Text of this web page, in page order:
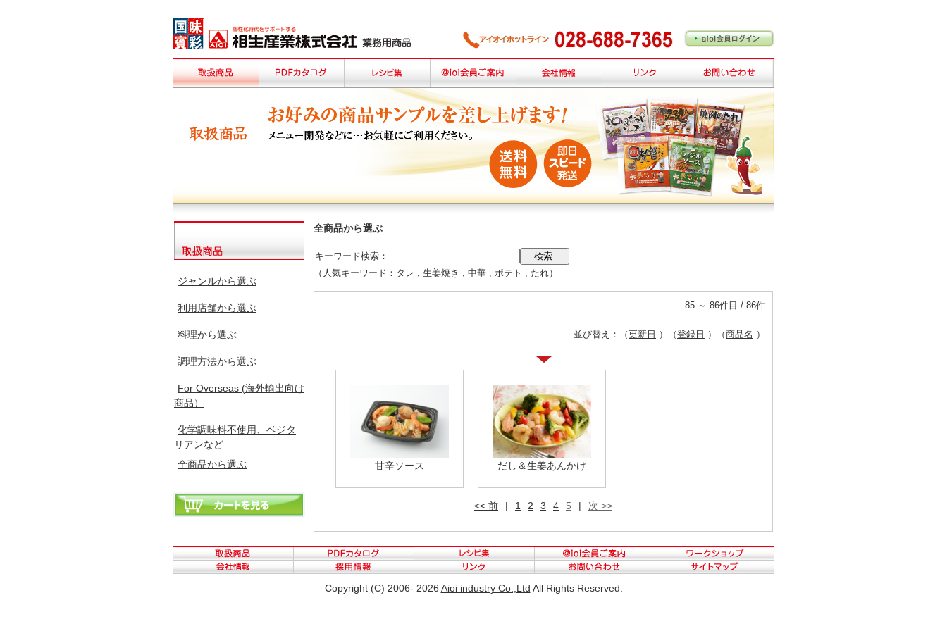
ジャンルから選ぶ
利用店舗から選ぶ
料理から選ぶ
調理方法から選ぶ
For Overseas (海外輸出向け
商品）
化学調味料不使用、ベジタ
リアンなど
全商品から選ぶ
全商品から選ぶ
キーワード検索：
（人気キーワード： タレ , 生姜焼き , 中華 , ポテト , たれ）
85 ～ 86件目 / 86件
並び替え：（更新日 ）（登録日 ）（商品名 ）
甘辛ソース だし＆生姜あんかけ
<< 前 1 2 3 4 5 次 >>
Copyright (C) 2006- 2026 Aioi industry Co.,Ltd All Rights Reserved.